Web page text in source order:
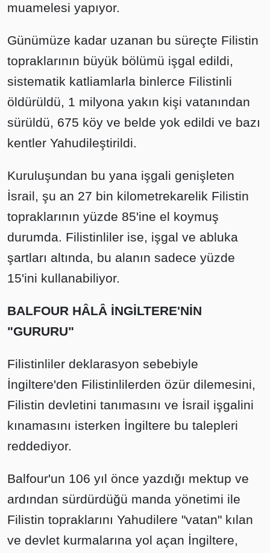
muamelesi yapıyor.
Günümüze kadar uzanan bu süreçte Filistin
topraklarının büyük bölümü işgal edildi,
sistematik katliamlarla binlerce Filistinli
öldürüldü, 1 milyona yakın kişi vatanından
sürüldü, 675 köy ve belde yok edildi ve bazı
kentler Yahudileştirildi.
Kuruluşundan bu yana işgali genişleten
İsrail, şu an 27 bin kilometrekarelik Filistin
topraklarının yüzde 85'ine el koymuş
durumda. Filistinliler ise, işgal ve abluka
şartları altında, bu alanın sadece yüzde
15'ini kullanabiliyor.
BALFOUR HÂLÂ İNGİLTERE'NİN
"GURURU"
Filistinliler deklarasyon sebebiyle
İngiltere'den Filistinlilerden özür dilemesini,
Filistin devletini tanımasını ve İsrail işgalini
kınamasını isterken İngiltere bu talepleri
reddediyor.
Balfour'un 106 yıl önce yazdığı mektup ve
ardından sürdürdüğü manda yönetimi ile
Filistin topraklarını Yahudilere "vatan" kılan
ve devlet kurmalarına yol açan İngiltere,